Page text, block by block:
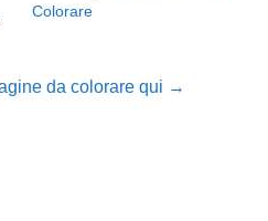
Colorare
da colorare qui →